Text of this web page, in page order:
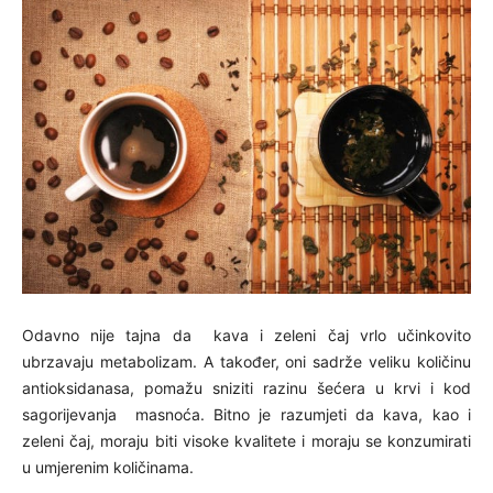
Odavno nije tajna da kava i zeleni čaj vrlo učinkovito
ubrzavaju metabolizam. A također, oni sadrže veliku količinu
antioksidanasa, pomažu sniziti razinu šećera u krvi i kod
sagorijevanja masnoća. Bitno je razumjeti da kava, kao i
zeleni čaj, moraju biti visoke kvalitete i moraju se konzumirati
u umjerenim količinama.